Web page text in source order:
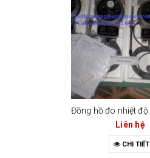
Liên hệ
CHI TIẾT